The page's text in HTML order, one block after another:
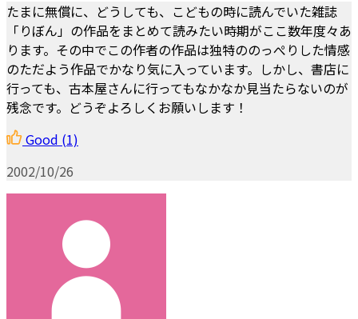
たまに無償に、どうしても、こどもの時に読んでいた雑誌
「りぼん」の作品をまとめて読みたい時期がここ数年度々あ
ります。その中でこの作者の作品は独特ののっぺりした情感
のただよう作品でかなり気に入っています。しかし、書店に
行っても、古本屋さんに行ってもなかなか見当たらないのが
残念です。どうぞよろしくお願いします！
Good (1)
2002/10/26